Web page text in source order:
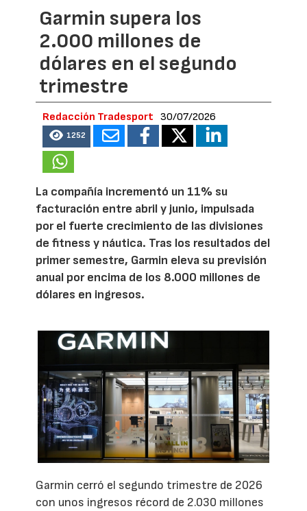
Garmin supera los
2.000 millones de
dólares en el segundo
trimestre
Redacción Tradesport 30/07/2026
1252
La compañía incrementó un 11% su
facturación entre abril y junio, impulsada
por el fuerte crecimiento de las divisiones
de fitness y náutica. Tras los resultados del
primer semestre, Garmin eleva su previsión
anual por encima de los 8.000 millones de
dólares en ingresos.
Garmin cerró el segundo trimestre de 2026
con unos ingresos récord de 2.030 millones